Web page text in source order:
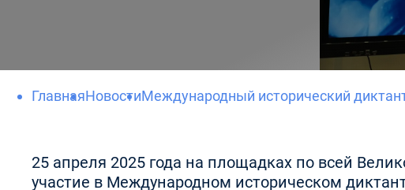
ГлавнаяНовостиМеждународный исторический
25 апреля 2025 года на площадках по всей
участие в Международном историческом